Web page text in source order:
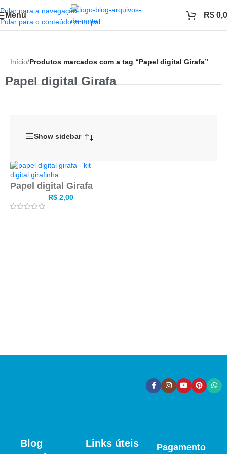
Pular para a navegação
Pular para o conteúdo principal
Menu R$
Início/Produtos marcados com a tag “Papel digital Girafa”
Papel digital Girafa
Show sidebar
Papel digital Girafa
R$2,00
Blog
Links úteis Pagamento